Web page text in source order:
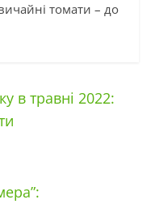
томати – до
в травні 2022: